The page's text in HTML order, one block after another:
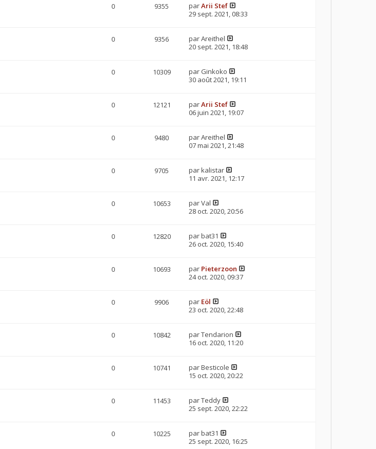
0 9355 parArii Stef
29 sept. 2021, 08:33
0 9356 parAreithel
20 sept. 2021, 18:48
0 10309 par Ginkoko
30 août 2021, 19:11
0 12121 parArii Stef
06 juin 2021, 19:07
0 9480 parAreithel
07 mai 2021, 21:48
0 9705 parkalistar
11 avr. 2021, 12:17
0 10653 parVal
28 oct. 2020, 20:56
0 12820 parbat31
26 oct. 2020, 15:40
0 10693 par Pieterzoon
24 oct. 2020, 09:37
0 9906 par Eöl
23 oct. 2020, 22:48
0 10842 parTendarion
16 oct. 2020, 11:20
0 10741 parBesticole
15 oct. 2020, 20:22
0 11453 parTeddy
25 sept. 2020, 22:22
0 10225 parbat31
25 sept. 2020, 16:25